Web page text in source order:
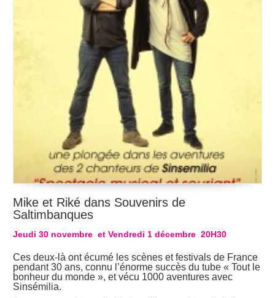
Mike et Riké dans Souvenirs de
Saltimbanques
Jeudi 30 novembre et Vendredi 1 décembre 20H30
Ces deux-là ont écumé les scènes et festivals de France
pendant 30 ans, connu l’énorme succès du tube « Tout le
bonheur du monde », et vécu 1000 aventures avec
Sinsémilia.